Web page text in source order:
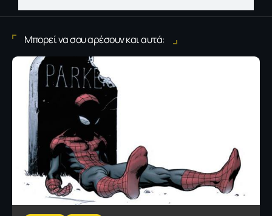
Μπορεί να σου αρέσουν και αυτά: